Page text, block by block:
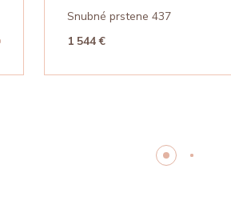
Snubné prstene 437
1 544 €